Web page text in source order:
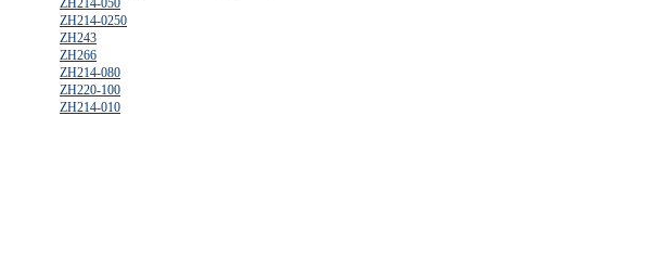
ZH214-050
ZH214-0250
ZH243
ZH266
ZH214-080
ZH220-100
ZH214-010